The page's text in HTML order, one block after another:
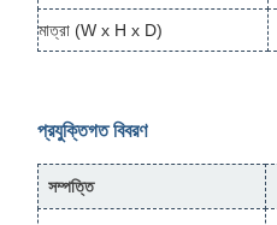
মাত্রা (W x H x D)
প্রযুক্তিগত বিবরণ
সম্পত্তি